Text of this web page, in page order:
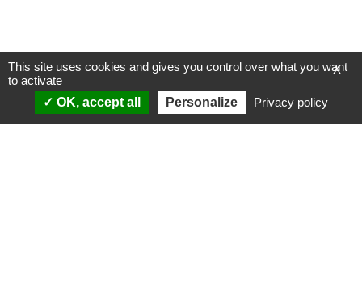
ANALYSES
VIDÉOS
X
This site uses cookies and gives you control over what you want
to activate
OK, accept all
Personalize Privacy policy